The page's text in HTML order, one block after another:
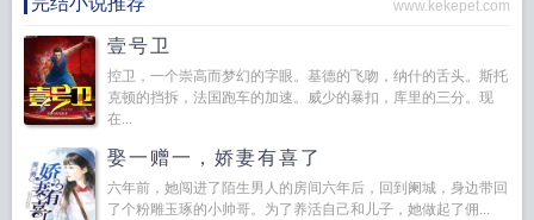
www.kekepet.com
壹号卫
控卫，一个崇高而梦幻的字眼。基德的飞吻，纳什的舌头。斯托
克顿的挡拆，法国跑车的加速。威少的暴扣，库里的三分。现
在...
娶一赠一，娇妻有喜了
六年前，她闯进了陌生男人的房间六年后，回到阑城，身边带回
了个粉雕玉琢的小帅哥。为了养活自己和儿子，她做起了佣...